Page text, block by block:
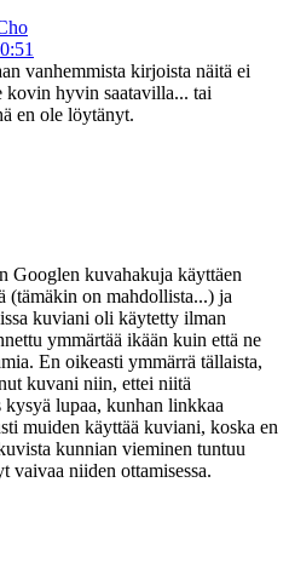
vanhemmista kirjoista näitä ei
kovin hyvin saatavilla... tai
en ole löytänyt.
Googlen kuvahakuja käyttäen
(tämäkin on mahdollista...) ja
kuviani oli käytetty ilman
ymmärtää ikään kuin että ne
En oikeasti ymmärrä tällaista,
kuvani niin, ettei niitä
kysyä lupaa, kunhan linkkaa
muiden käyttää kuviani, koska en
kunnian vieminen tuntuu
vaivaa niiden ottamisessa.